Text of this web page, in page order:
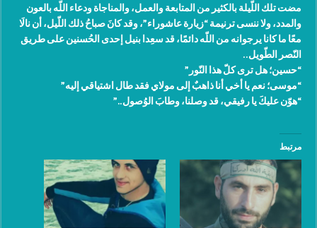
مضت تلك اللّيلة بالكثير من المتابعة والعمل، والمناجاة ودعاء اللّه بالعون
والمدد، ولا ننسى ترنيمة “زيارة عاشوراء”، وقد كانَ صباحُ ذلك اللّيل، أن نالَا
معًا ما كانا يرجوانه من اللّه دائمًا، قد سعِدا بنيل إحدى الحُسنين على طريق
النّصر الطّويل..
“حسين؛ هل ترى كلّ هذا النّور”
“موسى؛ نعم يا أخي أنا ذاهبٌ إلى مولاي فقد طال اشتياقي إليه”
“هوّن عليكَ يا رفيقي، قد وصلنا، وطابَ الوُصول..”
مرتبط